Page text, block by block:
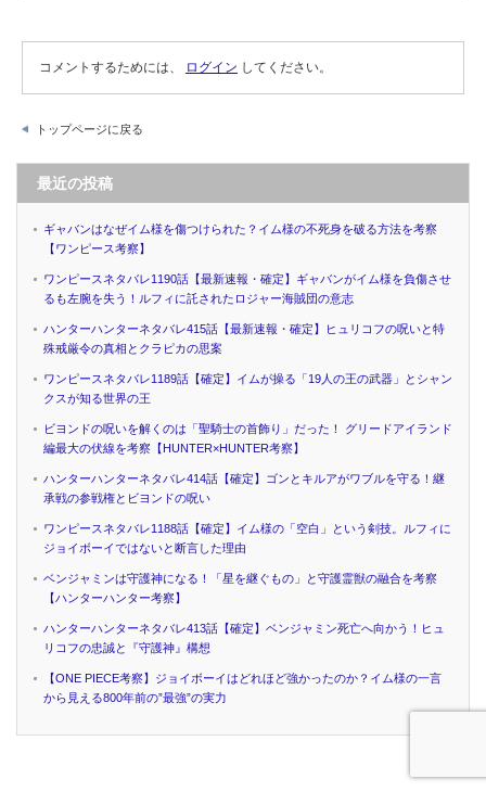
コメントするためには、 ログイン してください。
トップページに戻る
最近の投稿
ギャバンはなぜイム様を傷つけられた？イム様の不死身を破る方法を考察
【ワンピース考察】
ワンピースネタバレ1190話【最新速報・確定】ギャバンがイム様を負傷させ
るも左腕を失う！ルフィに託されたロジャー海賊団の意志
ハンターハンターネタバレ415話【最新速報・確定】ヒュリコフの呪いと特
殊戒厳令の真相とクラピカの思案
ワンピースネタバレ1189話【確定】イムが操る「19人の王の武器」とシャン
クスが知る世界の王
ビヨンドの呪いを解くのは「聖騎士の首飾り」だった！ グリードアイランド
編最大の伏線を考察【HUNTER×HUNTER考察】
ハンターハンターネタバレ414話【確定】ゴンとキルアがワブルを守る！継
承戦の参戦権とビヨンドの呪い
ワンピースネタバレ1188話【確定】イム様の「空白」という剣技。ルフィに
ジョイボーイではないと断言した理由
ベンジャミンは守護神になる！「星を継ぐもの」と守護霊獣の融合を考察
【ハンターハンター考察】
ハンターハンターネタバレ413話【確定】ベンジャミン死亡へ向かう！ヒュ
リコフの忠誠と『守護神』構想
【ONE PIECE考察】ジョイボーイはどれほど強かったのか？イム様の一言
から見える800年前の”最強”の実力